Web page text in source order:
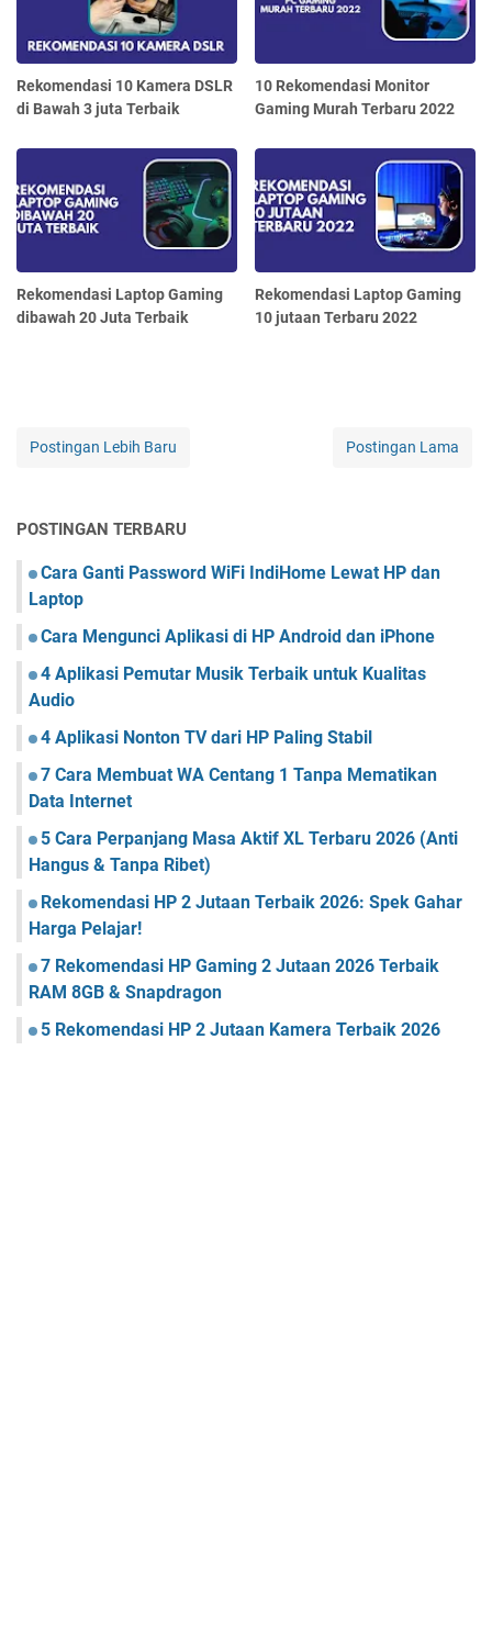
Rekomendasi 10 Kamera DSLR
di Bawah 3 juta Terbaik
10 Rekomendasi Monitor
Gaming Murah Terbaru 2022
Rekomendasi Laptop Gaming
dibawah 20 Juta Terbaik
Rekomendasi Laptop Gaming
10 jutaan Terbaru 2022
Postingan Lebih Baru Postingan Lama
POSTINGAN TERBARU
Cara Ganti Password WiFi IndiHome Lewat HP dan
Laptop
Cara Mengunci Aplikasi di HP Android dan iPhone
4 Aplikasi Pemutar Musik Terbaik untuk Kualitas
Audio
4 Aplikasi Nonton TV dari HP Paling Stabil
7 Cara Membuat WA Centang 1 Tanpa Mematikan
Data Internet
5 Cara Perpanjang Masa Aktif XL Terbaru 2026 (Anti
Hangus & Tanpa Ribet)
Rekomendasi HP 2 Jutaan Terbaik 2026: Spek Gahar
Harga Pelajar!
7 Rekomendasi HP Gaming 2 Jutaan 2026 Terbaik
RAM 8GB & Snapdragon
5 Rekomendasi HP 2 Jutaan Kamera Terbaik 2026